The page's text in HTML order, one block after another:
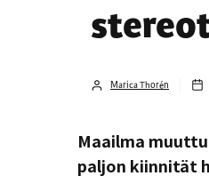
Marica Thorén
Maailma
paljon kiinnität